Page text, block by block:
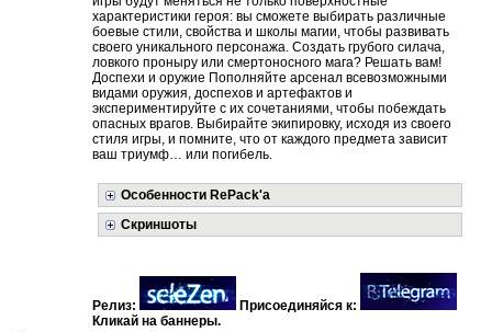
характеристики героя: вы сможете выбирать различные
боевые стили, свойства и школы магии, чтобы развивать
своего уникального персонажа. Создать грубого силача,
ловкого проныру или смертоносного мага? Решать вам!
Доспехи и оружие Пополняйте арсенал всевозможными
видами оружия, доспехов и артефактов и
экспериментируйте с их сочетаниями, чтобы побеждать
опасных врагов. Выбирайте экипировку, исходя из своего
стиля игры, и помните, что от каждого предмета зависит
ваш триумф… или погибель.
Особенности RePack'а
Скриншоты
Релиз:
Присоединяйся к:
Кликай на баннеры.